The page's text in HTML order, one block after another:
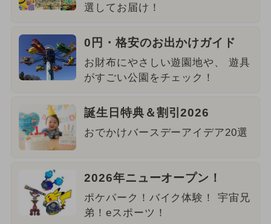
選してお届け！
0円・格安のお出かけガイド
お財布にやさしい遊園地や、 遊具
がすごい公園をチェック！
誕生日特典＆割引2026
おでかけバースデーアイデア20選
2026年ニューオープン！
ポケパーク！バイク体験！ 宇宙兄
弟！eスポーツ！